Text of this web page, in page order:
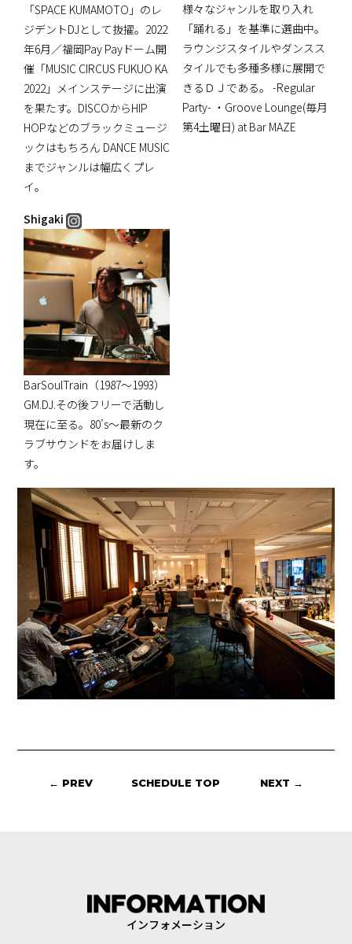
「SPACE KUMAMOTO」のレ
ジデントDJとして抜擢。2022
年6月／福岡Pay Payドーム開
催「MUSIC CIRCUS FUKUO KA
2022」メインステージに出演
を果たす。DISCOからHIP
HOPなどのブラックミュージ
ックはもちろん DANCE MUSIC
までジャンルは幅広くプレ
イ。
様々なジャンルを取り入れ
「踊れる」を基準に選曲中。
ラウンジスタイルやダンスス
タイルでも多種多様に展開で
きるＤＪである。 -Regular
Party- ・Groove Lounge(毎月
第4土曜日) at Bar MAZE
Shigaki
BarSoulTrain（1987～1993）
GM.DJ.その後フリーで活動し
現在に至る。80’s～最新のク
ラブサウンドをお届けしま
す。
← PREV SCHEDULE TOP NEXT →
インフォメーション